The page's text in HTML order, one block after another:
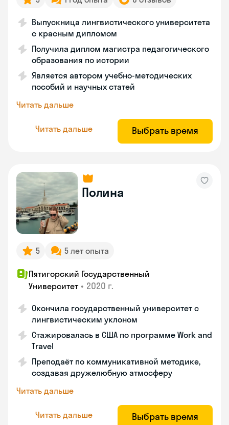
Выпускница лингвистического университета
с красным дипломом
Получила диплом магистра педагогического
образования по истории
Является автором учебно-методических
пособий и научных статей
Читать дальше
Читать дальше Выбрать время
Полина
5 5 лет опыта
Пятигорский Государственный
Университет • 2020 г.
Окончила государственный университет с
лингвистическим уклоном
Стажировалась в США по программе Work and
Travel
Преподаёт по коммуникативной методике,
создавая дружелюбную атмосферу
Читать дальше
Читать дальше Выбрать время